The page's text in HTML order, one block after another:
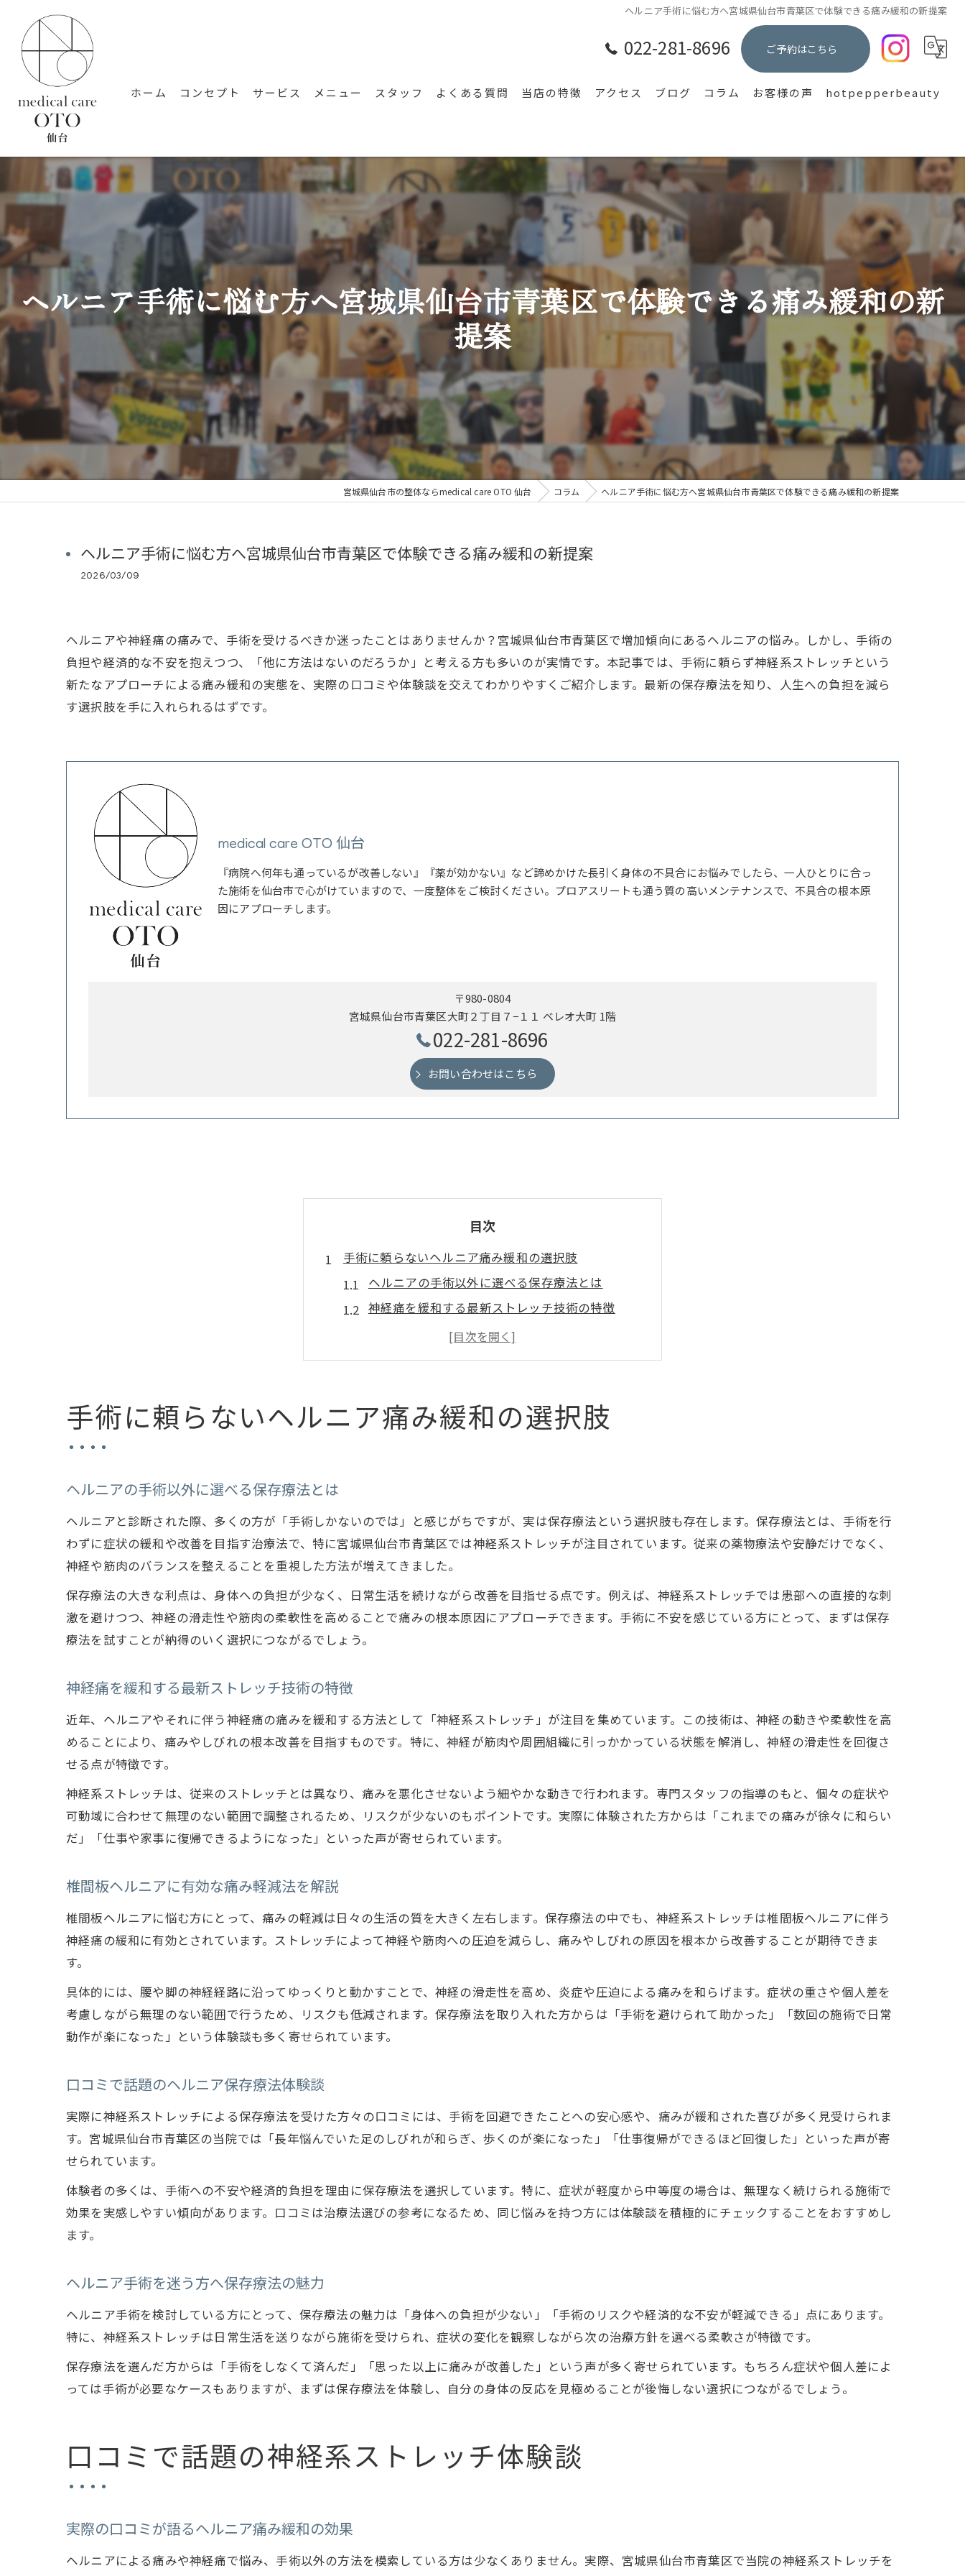
ヘルニア手術に悩む方へ宮城県仙台市青葉区で体験できる痛み緩和の新提案
022-281-8696 ご予約はこちら
ホーム コンセプト サービス メニュー スタッフ よくある質問 当店の特徴
膝
スポーツ
頭痛
アクセス ブログ コラム お客様の声 hotpepperbeauty
ヘルニア手術に悩む方へ宮城県仙台市青葉区で体験できる痛み緩和の新
提案
宮城県仙台市の整体ならmedical care OTO 仙台 コラム ヘルニア手術に悩む方へ宮城県仙台市青葉区で体験できる痛み緩和の新提案
ヘルニア手術に悩む方へ宮城県仙台市青葉区で体験できる痛み緩和の新提案
2026/03/09
ヘルニアや神経痛の痛みで、手術を受けるべきか迷ったことはありませんか？宮城県仙台市青葉区で増加傾向にあるヘルニアの悩み。しかし、手術の
負担や経済的な不安を抱えつつ、「他に方法はないのだろうか」と考える方も多いのが実情です。本記事では、手術に頼らず神経系ストレッチという
新たなアプローチによる痛み緩和の実態を、実際の口コミや体験談を交えてわかりやすくご紹介します。最新の保存療法を知り、人生への負担を減ら
す選択肢を手に入れられるはずです。
medical care OTO 仙台
『病院へ何年も通っているが改善しない』『薬が効かない』など諦めかけた長引く身体の不具合にお悩みでしたら、一人ひとりに合っ
た施術を仙台市で心がけていますので、一度整体をご検討ください。プロアスリートも通う質の高いメンテナンスで、不具合の根本原
因にアプローチします。
〒980-0804
宮城県仙台市青葉区大町２丁目７−１１ ベレオ大町 1階
022-281-8696
お問い合わせはこちら
目次
手術に頼らないヘルニア痛み緩和の選択肢
ヘルニアの手術以外に選べる保存療法とは
神経痛を緩和する最新ストレッチ技術の特徴
椎間板ヘルニアに有効な痛み軽減法を解説
口コミで話題のヘルニア保存療法体験談
口コミで話題の神経系ストレッチ体験談
実際の口コミが語るヘルニア痛み緩和の効果
手術を避けた人のヘルニア克服ストーリー
ヘルニアによる神経痛を和らげる新しい方法
痛みを抑える神経系ストレッチの具体的な施術法
保存療法で見つける毎日の快適な暮らし
保存療法でヘルニア痛みが和らいだ日常生活
口コミに見る保存療法の生活改善効果とは
ヘルニアによる不安を減らす保存療法の力
ストレッチで変わるヘルニア患者の毎日
ヘルニア手術に頼らない選択のリアルな実例
神経痛を手術以外で緩和した口コミまとめ
手術と保存療法それぞれのメリット比較
青葉区で広がる痛み軽減の取り組みとは
青葉区で実践されるヘルニア保存療法の事例
ヘルニア痛み対策が広がる地域の最新事情
実際の利用者が語る保存療法の効果
手術に頼らないヘルニア痛み緩和の選択肢
ヘルニアの手術以外に選べる保存療法とは
ヘルニアと診断された際、多くの方が「手術しかないのでは」と感じがちですが、実は保存療法という選択肢も存在します。保存療法とは、手術を行
わずに症状の緩和や改善を目指す治療法で、特に宮城県仙台市青葉区では神経系ストレッチが注目されています。従来の薬物療法や安静だけでなく、
神経や筋肉のバランスを整えることを重視した方法が増えてきました。
保存療法の大きな利点は、身体への負担が少なく、日常生活を続けながら改善を目指せる点です。例えば、神経系ストレッチでは患部への直接的な刺
激を避けつつ、神経の滑走性や筋肉の柔軟性を高めることで痛みの根本原因にアプローチできます。手術に不安を感じている方にとって、まずは保存
療法を試すことが納得のいく選択につながるでしょう。
神経痛を緩和する最新ストレッチ技術の特徴
近年、ヘルニアやそれに伴う神経痛の痛みを緩和する方法として「神経系ストレッチ」が注目を集めています。この技術は、神経の動きや柔軟性を高
めることにより、痛みやしびれの根本改善を目指すものです。特に、神経が筋肉や周囲組織に引っかかっている状態を解消し、神経の滑走性を回復さ
せる点が特徴です。
神経系ストレッチは、従来のストレッチとは異なり、痛みを悪化させないよう細やかな動きで行われます。専門スタッフの指導のもと、個々の症状や
可動域に合わせて無理のない範囲で調整されるため、リスクが少ないのもポイントです。実際に体験された方からは「これまでの痛みが徐々に和らい
だ」「仕事や家事に復帰できるようになった」といった声が寄せられています。
椎間板ヘルニアに有効な痛み軽減法を解説
椎間板ヘルニアに悩む方にとって、痛みの軽減は日々の生活の質を大きく左右します。保存療法の中でも、神経系ストレッチは椎間板ヘルニアに伴う
神経痛の緩和に有効とされています。ストレッチによって神経や筋肉への圧迫を減らし、痛みやしびれの原因を根本から改善することが期待できま
す。
具体的には、腰や脚の神経経路に沿ってゆっくりと動かすことで、神経の滑走性を高め、炎症や圧迫による痛みを和らげます。症状の重さや個人差を
考慮しながら無理のない範囲で行うため、リスクも低減されます。保存療法を取り入れた方からは「手術を避けられて助かった」「数回の施術で日常
動作が楽になった」という体験談も多く寄せられています。
口コミで話題のヘルニア保存療法体験談
実際に神経系ストレッチによる保存療法を受けた方々の口コミには、手術を回避できたことへの安心感や、痛みが緩和された喜びが多く見受けられま
す。宮城県仙台市青葉区の当院では「長年悩んでいた足のしびれが和らぎ、歩くのが楽になった」「仕事復帰ができるほど回復した」といった声が寄
せられています。
体験者の多くは、手術への不安や経済的負担を理由に保存療法を選択しています。特に、症状が軽度から中等度の場合は、無理なく続けられる施術で
効果を実感しやすい傾向があります。口コミは治療法選びの参考になるため、同じ悩みを持つ方には体験談を積極的にチェックすることをおすすめし
ます。
ヘルニア手術を迷う方へ保存療法の魅力
ヘルニア手術を検討している方にとって、保存療法の魅力は「身体への負担が少ない」「手術のリスクや経済的な不安が軽減できる」点にあります。
特に、神経系ストレッチは日常生活を送りながら施術を受けられ、症状の変化を観察しながら次の治療方針を選べる柔軟さが特徴です。
保存療法を選んだ方からは「手術をしなくて済んだ」「思った以上に痛みが改善した」という声が多く寄せられています。もちろん症状や個人差によ
っては手術が必要なケースもありますが、まずは保存療法を体験し、自分の身体の反応を見極めることが後悔しない選択につながるでしょう。
口コミで話題の神経系ストレッチ体験談
実際の口コミが語るヘルニア痛み緩和の効果
ヘルニアによる痛みや神経痛で悩み、手術以外の方法を模索している方は少なくありません。実際、宮城県仙台市青葉区で当院の神経系ストレッチを